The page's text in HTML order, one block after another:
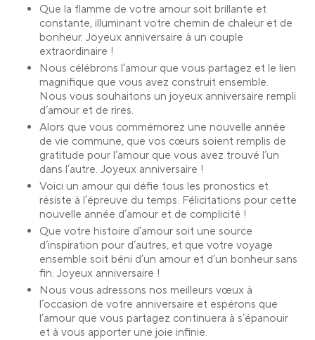
Que la flamme de votre amour soit brillante et
constante, illuminant votre chemin de chaleur et de
bonheur. Joyeux anniversaire à un couple
extraordinaire !
Nous célébrons l’amour que vous partagez et le lien
magnifique que vous avez construit ensemble.
Nous vous souhaitons un joyeux anniversaire rempli
d’amour et de rires.
Alors que vous commémorez une nouvelle année
de vie commune, que vos cœurs soient remplis de
gratitude pour l’amour que vous avez trouvé l’un
dans l’autre. Joyeux anniversaire !
Voici un amour qui défie tous les pronostics et
résiste à l’épreuve du temps. Félicitations pour cette
nouvelle année d’amour et de complicité !
Que votre histoire d’amour soit une source
d’inspiration pour d’autres, et que votre voyage
ensemble soit béni d’un amour et d’un bonheur sans
fin. Joyeux anniversaire !
Nous vous adressons nos meilleurs vœux à
l’occasion de votre anniversaire et espérons que
l’amour que vous partagez continuera à s’épanouir
et à vous apporter une joie infinie.